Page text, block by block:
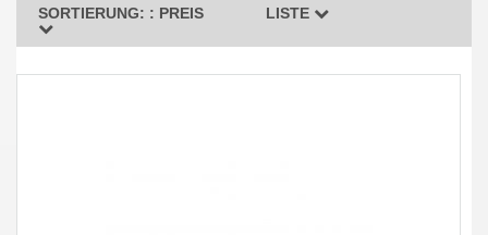
SORTIERUNG: : PREIS LISTE